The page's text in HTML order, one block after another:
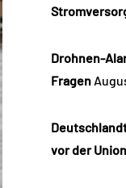
Drohnen-
Fragen
vor der Union